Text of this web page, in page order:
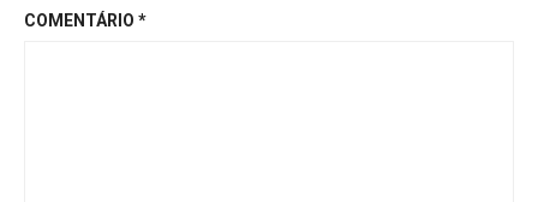
COMENTÁRIO *